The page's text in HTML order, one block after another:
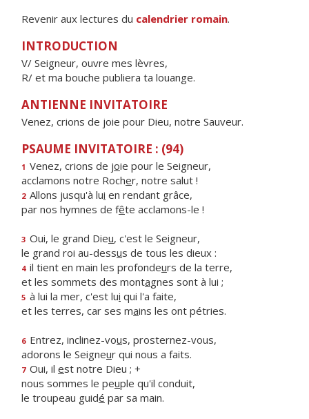
Revenir aux lectures du calendrier romain.
INTRODUCTION
V/ Seigneur, ouvre mes lèvres,
R/ et ma bouche publiera ta louange.
ANTIENNE INVITATOIRE
Venez, crions de joie pour Dieu, notre Sauveur.
PSAUME INVITATOIRE : (94)
1 Venez, crions de joie pour le Seigneur,
acclamons notre Rocher, notre salut !
2 Allons jusqu'à lui en rendant grâce,
par nos hymnes de fête acclamons-le !
3 Oui, le grand Dieu, c'est le Seigneur,
le grand roi au-dessus de tous les dieux :
4 il tient en main les profondeurs de la terre,
et les sommets des montagnes sont à lui ;
5 à lui la mer, c'est lui qui l'a faite,
et les terres, car ses mains les ont pétries.
6 Entrez, inclinez-vous, prosternez-vous,
adorons le Seigneur qui nous a faits.
7 Oui, il est notre Dieu ; +
nous sommes le peuple qu'il conduit,
le troupeau guidé par sa main.